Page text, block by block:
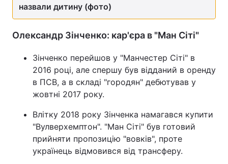
назвали дитину (фото)
Олександр Зінченко: кар'єра в "Ман Сіті"
Зінченко перейшов у "Манчестер Сіті" в
2016 році, але спершу був відданий в оренду
в ПСВ, а в складі "городян" дебютував у
жовтні 2017 року.
Влітку 2018 року Зінченка намагався купити
"Вулверхемптон". "Ман Сіті" був готовий
прийняти пропозицію "вовків", проте
українець відмовився від трансферу.